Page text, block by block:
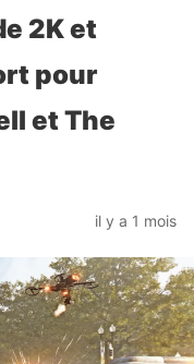
2K et
pour
et The
il y a 1 mois